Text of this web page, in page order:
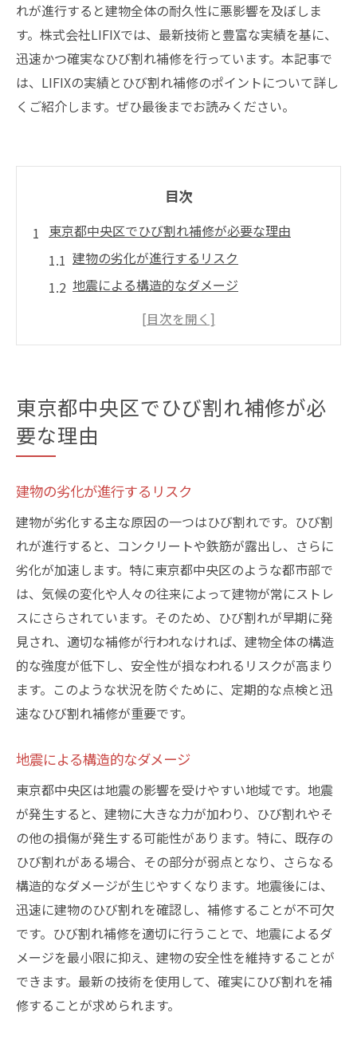
れが進行すると建物全体の耐久性に悪影響を及ぼしま
す。株式会社LIFIXでは、最新技術と豊富な実績を基に、
迅速かつ確実なひび割れ補修を行っています。本記事で
は、LIFIXの実績とひび割れ補修のポイントについて詳し
くご紹介します。ぜひ最後までお読みください。
目次
東京都中央区でひび割れ補修が必要な理由
建物の劣化が進行するリスク
地震による構造的なダメージ
環境要因が引き起こすひび割れ
ひび割れ補修の一般的な手法
LIFIXの豊富な実績に基づくひび割れ補修のポイ
ント
ひび割れ補修の具体的な手順
LIFIXが選ばれる理由
実績が示す信頼性
顧客満足度の高さ
成功事例から学ぶポイント
中央区の建物の耐久性を守るひび割れ補修の最
新技術
最新技術の導入とその効果
耐久性向上のための補修方法
技術革新がもたらす安心感
効果的なひび割れ予防技術
LIFIXの技術力
古くなった建物のひび割れ補修がもたらす長期
的な効果
耐久性の向上とその持続
建物の美観を保つために
ひび割れ補修による資産価値向上
長期的なコスト削減効果
定期的なメンテナンスの重要性
東京都中央区でひび割れ補修が必
要な理由
建物の劣化が進行するリスク
建物が劣化する主な原因の一つはひび割れです。ひび割
れが進行すると、コンクリートや鉄筋が露出し、さらに
劣化が加速します。特に東京都中央区のような都市部で
は、気候の変化や人々の往来によって建物が常にストレ
スにさらされています。そのため、ひび割れが早期に発
見され、適切な補修が行われなければ、建物全体の構造
的な強度が低下し、安全性が損なわれるリスクが高まり
ます。このような状況を防ぐために、定期的な点検と迅
速なひび割れ補修が重要です。
地震による構造的なダメージ
東京都中央区は地震の影響を受けやすい地域です。地震
が発生すると、建物に大きな力が加わり、ひび割れやそ
の他の損傷が発生する可能性があります。特に、既存の
ひび割れがある場合、その部分が弱点となり、さらなる
構造的なダメージが生じやすくなります。地震後には、
迅速に建物のひび割れを確認し、補修することが不可欠
です。ひび割れ補修を適切に行うことで、地震によるダ
メージを最小限に抑え、建物の安全性を維持することが
できます。最新の技術を使用して、確実にひび割れを補
修することが求められます。